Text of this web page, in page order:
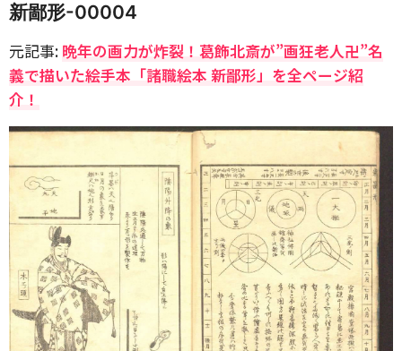
新鄙形-00004
元記事: 晩年の画力が炸裂！葛飾北斎が”画狂老人卍”名
義で描いた絵手本「諸職絵本 新鄙形」を全ページ紹
介！